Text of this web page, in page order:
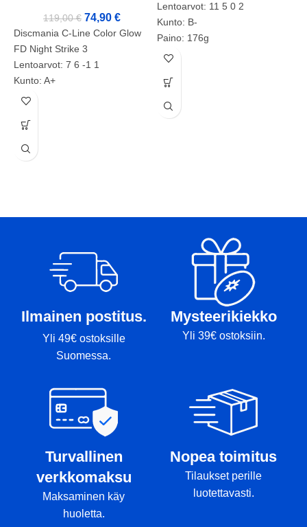
119,00€ 74,90 €
Discmania C-Line Color Glow
FD Night Strike 3
Lentoarvot: 7 6 -1 1
Kunto: A+
Paino: 169g
Tuotenumero: 2071
Lentoarvot: 11 5 0 2
Kunto: B-
Paino: 176g
Tussit: -
Ilmainen postitus.
Yli 49€ ostoksille
Suomessa.
Mysteerikiekko
Yli 39€ ostoksiin.
Turvallinen
verkkomaksu
Maksaminen käy
huoletta.
Nopea toimitus
Tilaukset perille
luotettavasti.